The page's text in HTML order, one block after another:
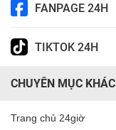
FANPAGE 24H
TIKTOK 24H
CHUYÊN MỤC KHÁC
Trang chủ 24giờ